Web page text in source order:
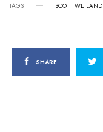
TAGS SCOTT WEILAND
SHARE